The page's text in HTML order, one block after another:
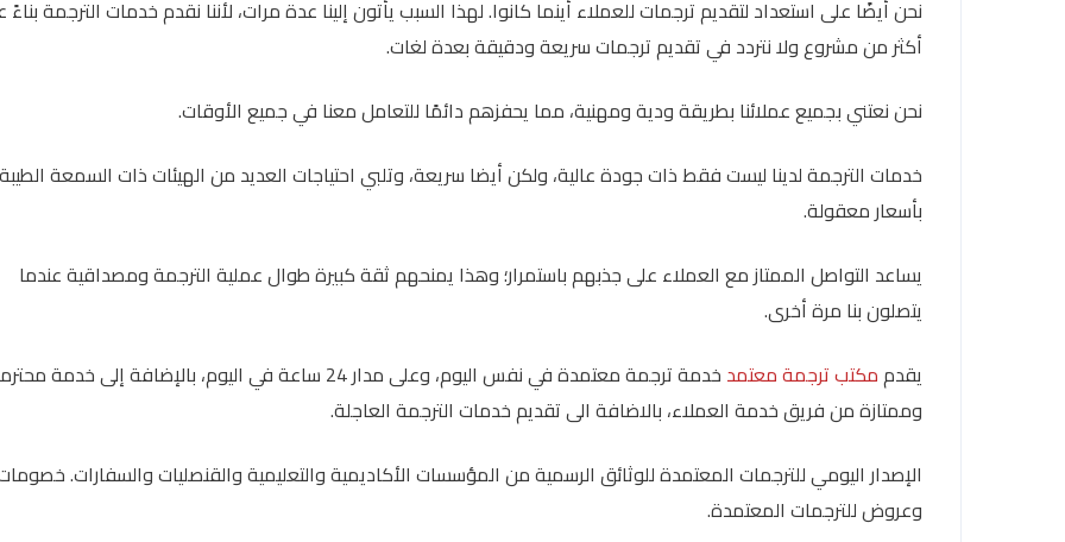
نحن أيضًا على استعداد لتقديم ترجمات للعملاء أينما كانوا. لهذا السبب يأتون إلينا عدة مرات، لأننا نقدم خدمات الترجمة
أكثر من مشروع ولا نتردد في تقديم ترجمات سريعة ودقيقة بعدة لغات.
نحن نعتني بجميع عملائنا بطريقة ودية ومهنية، مما يحفزهم دائمًا للتعامل معنا في جميع الأوقات.
خدمات الترجمة لدينا ليست فقط ذات جودة عالية، ولكن أيضا سريعة، وتلبي احتياجات العديد من الهيئات ذات السمعة الطيبة
بأسعار معقولة.
يساعد التواصل الممتاز مع العملاء على جذبهم باستمرار؛ وهذا يمنحهم ثقة كبيرة طوال عملية الترجمة ومصداقية عندما
يتصلون بنا مرة أخرى.
يقدممكتب ترجمة معتمد
خدمة ترجمة معتمدة في نفس اليوم، وعلى مدار 24 ساعة في اليوم، بالإضافة إلى خدمة
وممتازة من فريق خدمة العملاء، بالاضافة الى تقديم خدمات الترجمة العاجلة.
الإصدار اليومي للترجمات المعتمدة للوثائق الرسمية من المؤسسات الأكاديمية والتعليمية والقنصليات والسفارات.
وعروض للترجمات المعتمدة.